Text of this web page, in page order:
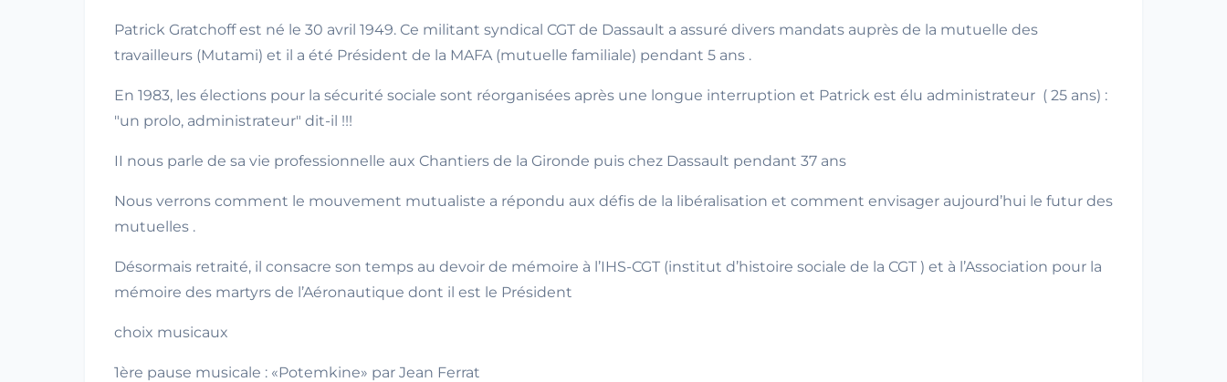
Patrick Gratchoff est né le 30 avril 1949. Ce militant syndical CGT de Dassault a assuré divers mandats auprès de la mutuelle des
travailleurs (Mutami) et il a été Président de la MAFA (mutuelle familiale) pendant 5 ans .
En 1983, les élections pour la sécurité sociale sont réorganisées après une longue interruption et Patrick est élu administrateur ( 25 ans) :
"un prolo, administrateur" dit-il !!!
II nous parle de sa vie professionnelle aux Chantiers de la Gironde puis chez Dassault pendant 37 ans
Nous verrons comment le mouvement mutualiste a répondu aux défis de la libéralisation et comment envisager aujourd’hui le futur des
mutuelles .
Désormais retraité, il consacre son temps au devoir de mémoire à l’IHS-CGT (institut d’histoire sociale de la CGT ) et à l’Association pour la
mémoire des martyrs de l’Aéronautique dont il est le Président
choix musicaux
1ère pause musicale : «Potemkine» par Jean Ferrat